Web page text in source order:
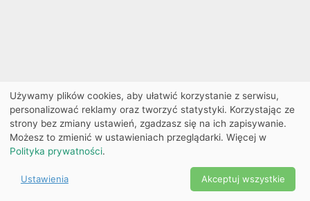
Ekobilet2026 |
Ustawienia
cookies
2026
Używamy plików cookies, aby ułatwić korzystanie z serwisu,
personalizować reklamy oraz tworzyć statystyki. Korzystając ze
strony bez zmiany ustawień, zgadzasz się na ich zapisywanie.
Możesz to zmienić w ustawieniach przeglądarki. Więcej w
Polityka prywatności.
Ustawienia Akceptuj wszystkie